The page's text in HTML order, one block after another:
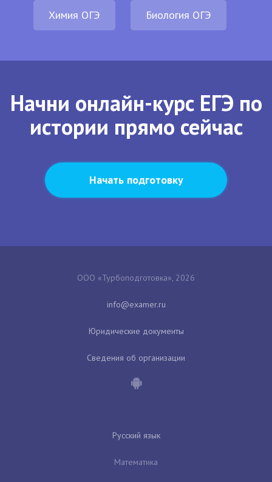
Химия ОГЭ Биология ОГЭ
Начни онлайн-курс ЕГЭ по
истории прямо сейчас
Начать подготовку
ООО «Турбоподготовка», 2026
Юридические документы
Сведения об организации
Русский язык
Математика